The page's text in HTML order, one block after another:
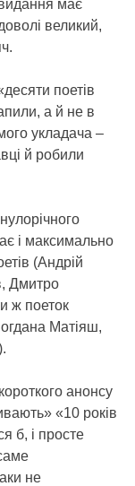
має
великий,
поетів
а й не в
укладача –
й робили
і максимально
(Андрій
Дмитро
ж поеток
Матіяш,
анонсу
«10 років
б, і просте
не